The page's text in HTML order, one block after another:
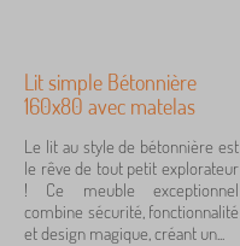
Lit simple Bétonnière
160x80 avec matelas
Le lit au style de bétonnière est
le rêve de tout petit explorateur
! Ce meuble exceptionnel
combine sécurité, fonctionnalité
et design magique, créant un...